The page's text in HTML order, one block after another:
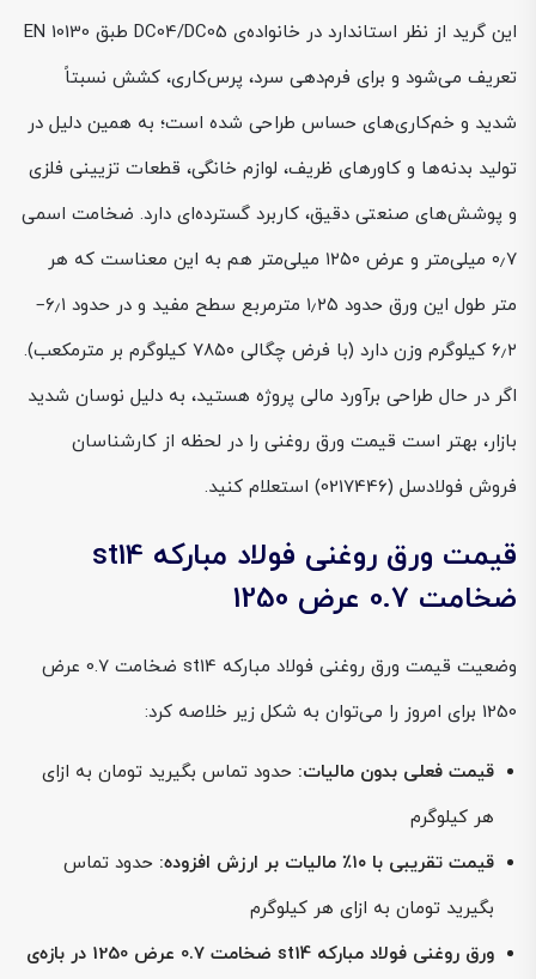
این گرید از نظر استاندارد در خانواده‌ی DC04/DC05 طبق EN 10130
تعریف می‌شود و برای فرم‌دهی سرد، پرس‌کاری، کشش نسبتاً
شدید و خم‌کاری‌های حساس طراحی شده است؛ به همین دلیل در
تولید بدنه‌ها و کاورهای ظریف، لوازم خانگی، قطعات تزیینی فلزی
و پوشش‌های صنعتی دقیق، کاربرد گسترده‌ای دارد. ضخامت اسمی
۰٫۷ میلی‌متر و عرض ۱۲۵۰ میلی‌متر هم به این معناست که هر
متر طول این ورق حدود ۱٫۲۵ مترمربع سطح مفید و در حدود ۶٫۱–
۶٫۲ کیلوگرم وزن دارد (با فرض چگالی ۷۸۵۰ کیلوگرم بر مترمکعب).
اگر در حال طراحی برآورد مالی پروژه هستید، به دلیل نوسان شدید
بازار، بهتر است قیمت ورق روغنی را در لحظه از کارشناسان
فروش فولادسل (0217446) استعلام کنید.
قیمت ورق روغنی فولاد مبارکه st14
ضخامت 0.7 عرض 1250
وضعیت قیمت ورق روغنی فولاد مبارکه st14 ضخامت 0.7 عرض
1250 برای امروز را می‌توان به شکل زیر خلاصه کرد:
قیمت فعلی بدون مالیات: حدود تماس بگیرید تومان به ازای
هر کیلوگرم
قیمت تقریبی با ۱۰٪ مالیات بر ارزش افزوده:
حدود تماس
بگیرید تومان به ازای هر کیلوگرم
ورق روغنی فولاد مبارکه st14 ضخامت 0.7 عرض 1250 در بازه‌ی